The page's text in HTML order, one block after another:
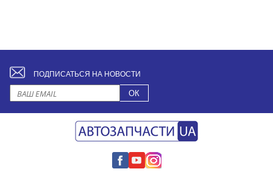
ПОДПИСАТЬСЯ НА НОВОСТИ